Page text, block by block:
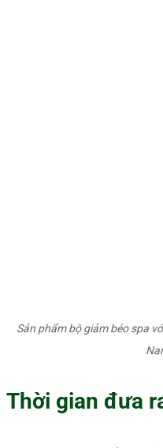
Sản phẩm bộ giảm béo spa
Thời gian đưa